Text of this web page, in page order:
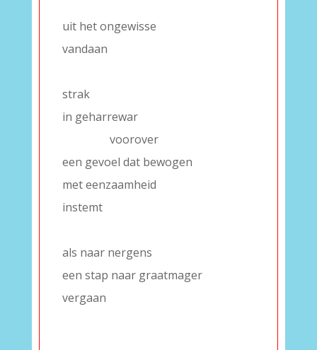
uit het ongewisse
vandaan
strak
in geharrewar
voorover
een gevoel dat bewogen
met eenzaamheid
instemt
als naar nergens
een stap naar graatmager
vergaan